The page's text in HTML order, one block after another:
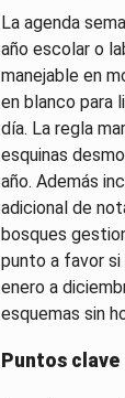
La agenda
año escolar o
manejable en
en blanco para
día. La regla
esquinas
año. Además
adicional de
bosques
punto a favor si
enero a
esquemas sin
Puntos clave